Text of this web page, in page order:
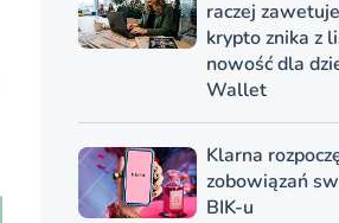
raczej
krypto znika z
nowość dla
Wallet
Klarna
zobowiązań
BIK-u